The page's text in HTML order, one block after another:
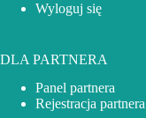
Wyloguj się
DLA PARTNERA
Panel partnera
Rejestracja partnera